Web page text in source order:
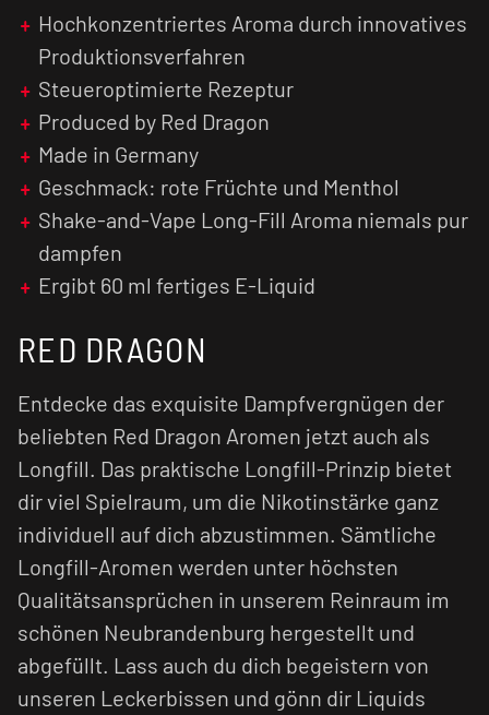
intensiver, je länger das fertig gemischte
E-
Liquidreift.
Achtung:Aromaniemals pur dampfen!
Hochkonzentriertes Aroma durch innovatives
Produktionsverfahren
Steueroptimierte Rezeptur
Produced by Red Dragon
Made in Germany
Geschmack: rote Früchte und Menthol
Shake-and-Vape Long-Fill Aroma niemals pur
dampfen
Ergibt 60 ml fertiges E-Liquid
RED DRAGON
Entdecke das exquisite Dampfvergnügen der
beliebten Red Dragon Aromen jetzt auch als
Longfill. Das praktische Longfill-Prinzip bietet
dir viel Spielraum, um die Nikotinstärke ganz
individuell auf dich abzustimmen. Sämtliche
Longfill-Aromen werden unter höchsten
Qualitätsansprüchen in unserem Reinraum im
schönen Neubrandenburg hergestellt und
abgefüllt. Lass auch du dich begeistern von
unseren Leckerbissen und gönn dir Liquids